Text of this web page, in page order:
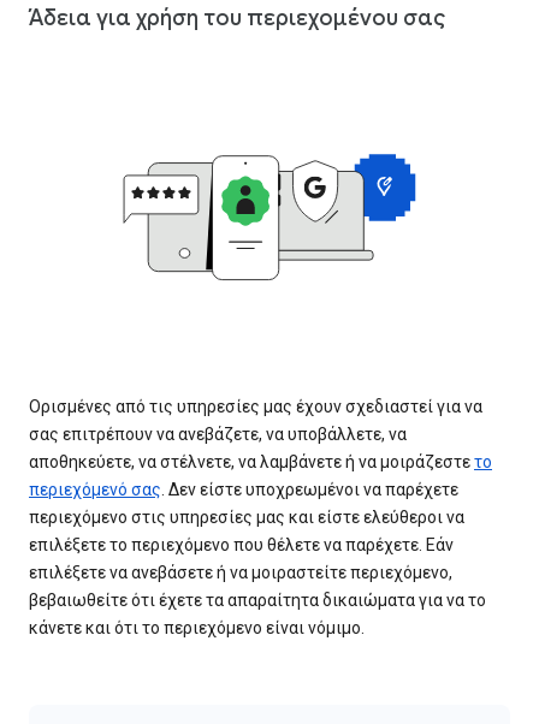
Άδεια για χρήση του περιεχομένου σας
Ορισμένες από τις υπηρεσίες μας έχουν σχεδιαστεί για να
σας επιτρέπουν να ανεβάζετε, να υποβάλλετε, να
αποθηκεύετε, να στέλνετε, να λαμβάνετε ή να μοιράζεστετο
περιεχόμενό σας. Δεν είστε υποχρεωμένοι να παρέχετε
περιεχόμενο στις υπηρεσίες μας και είστε ελεύθεροι να
επιλέξετε το περιεχόμενο που θέλετε να παρέχετε. Εάν
επιλέξετε να ανεβάσετε ή να μοιραστείτε περιεχόμενο,
βεβαιωθείτε ότι έχετε τα απαραίτητα δικαιώματα για να το
κάνετε και ότι το περιεχόμενο είναι νόμιμο.